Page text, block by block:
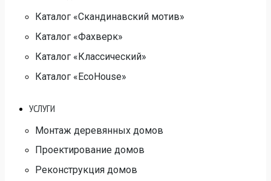
Каталог «Скандинавский мотив»
Каталог «Фахверк»
Каталог «Классический»
Каталог «EcoHouse»
УСЛУГИ
Монтаж деревянных домов
Проектирование домов
Реконструкция домов